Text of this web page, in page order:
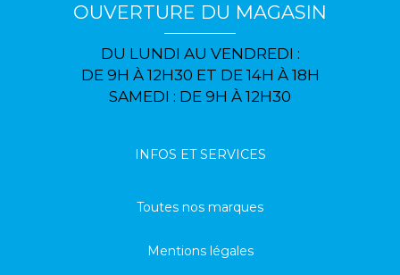
OUVERTURE DU MAGASIN
DU LUNDI AU VENDREDI :
DE 9H À 12H30 ET DE 14H À 18H
SAMEDI : DE 9H À 12H30
INFOS ET SERVICES
Toutes nos marques
Mentions légales